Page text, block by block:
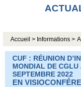
Accueil > Informations >
CUF : RÉUNION
MONDIAL DE
SEPTEMBRE 2022
EN